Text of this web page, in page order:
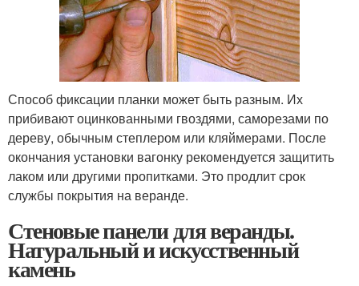
Способ фиксации планки может быть разным. Их
прибивают оцинкованными гвоздями, саморезами по
дереву, обычным степлером или кляймерами. После
окончания установки вагонку рекомендуется защитить
лаком или другими пропитками. Это продлит срок
службы покрытия на веранде.
Стеновые панели для веранды.
Натуральный и искусственный
камень